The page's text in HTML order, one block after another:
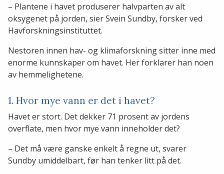
– Plantene i havet produserer halvparten av alt
oksygenet på jorden, sier Svein Sundby, forsker ved
Havforskningsinstituttet.
Nestoren innen hav- og klimaforskning sitter inne med
enorme kunnskaper om havet. Her forklarer han noen
av hemmelighetene.
1. Hvor mye vann er det i havet?
Havet er stort. Det dekker 71 prosent av jordens
overflate, men hvor mye vann inneholder det?
– Det må være ganske enkelt å regne ut, svarer
Sundby umiddelbart, før han tenker litt på det.